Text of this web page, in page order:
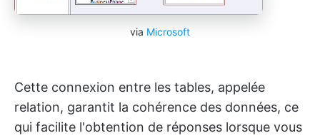
via Microsoft
Cette connexion entre les tables, appelée
relation, garantit la cohérence des données, ce
qui facilite l'obtention de réponses lorsque vous